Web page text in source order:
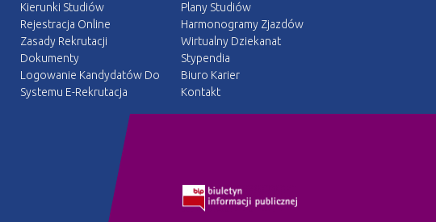
Kierunki Studiów
Rejestracja Online
Zasady Rekrutacji
Dokumenty
Logowanie Kandydatów Do
Systemu E-Rekrutacja
Plany Studiów
Harmonogramy Zjazdów
Wirtualny Dziekanat
Stypendia
Biuro Karier
Kontakt